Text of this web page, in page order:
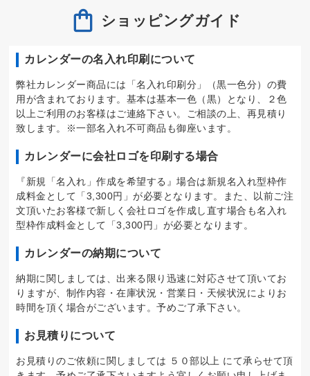
ショッピングガイド
カレンダーの名入れ印刷について
弊社カレンダー商品には「名入れ印刷分」（黒一色分）の費
用が含まれております。基本は基本一色（黒）となり、２色
以上ご利用のお客様はご連絡下さい。ご相談の上、再見積り
致します。※一部名入れ不可商品も御座います。
カレンダーに会社ロゴを印刷する場合
『新規「名入れ」作成を希望する』場合は新規名入れ型枠作
成料金として「3,300円」が必要となります。また、以前ご注
文頂いたお客様で新しく会社ロゴを作成し直す場合も名入れ
型枠作成料金として「3,300円」が必要となります。
カレンダーの納期について
納期に関しましては、出来る限り迅速に対応させて頂いてお
りますが、制作内容・在庫状況・営業日・天候状況によりお
時間を頂く場合がございます。予めご了承下さい。
お見積りについて
お見積りのご依頼に関しましては ５０部以上 にて承らせて頂